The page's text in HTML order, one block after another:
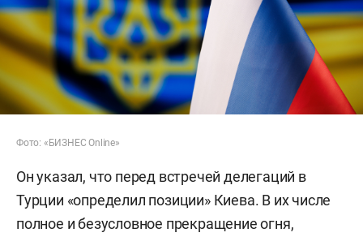
Фото: «БИЗНЕС Online»
Он указал, что перед встречей делегаций в
Турции «определил позиции» Киева. В их числе
полное и безусловное прекращение огня,